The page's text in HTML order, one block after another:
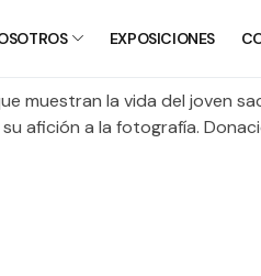
EXPOSICIONES
muestran la vida del joven
afición a la fotografía.